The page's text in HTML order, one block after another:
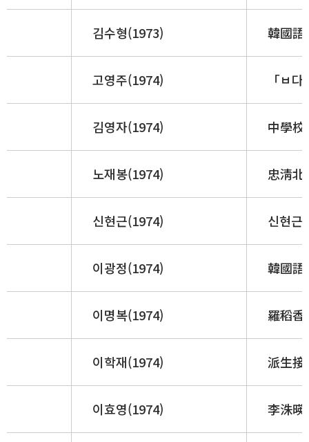
김수형(1973) 韓國語
고영주(1974) 「ㅂ
김영자(1974) 中學校
노재봉(1974) 忠淸北
신현근(1974) 신현근
이광정(1974) 韓國語
이명복(1974) 羅稻香
이학재(1974) 派生接
이효영(1974) 李洙暎